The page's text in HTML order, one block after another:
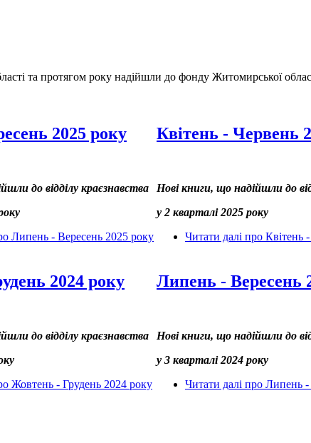
та протягом року надійшли до фонду Житомирської
2025 року
до відділу краєзнавства
Липень - Вересень 2025 року
Квітень - Червень
Нові книги, що надійшли до
у 2 кварталі 2025 року
Читати далі про Квітень
2024 року
до відділу краєзнавства
Жовтень - Грудень 2024 року
Липень - Вересень
Нові книги, що надійшли до
у 3 кварталі 2024 року
Читати далі про Липень -